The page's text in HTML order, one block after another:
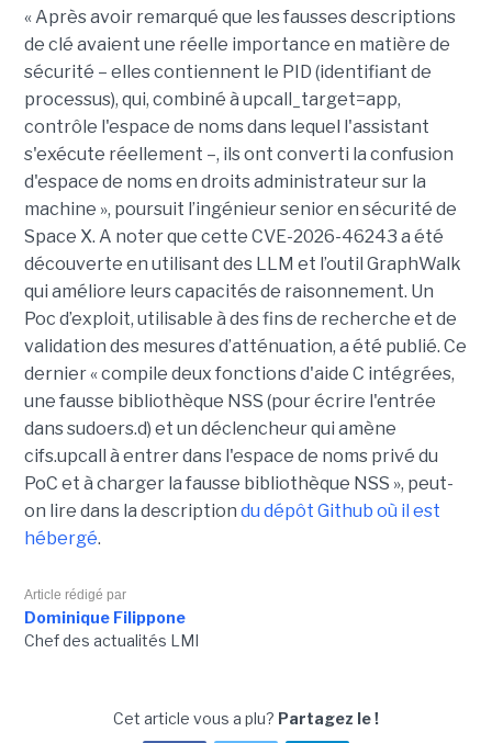
« Après avoir remarqué que les fausses descriptions
de clé avaient une réelle importance en matière de
sécurité – elles contiennent le PID (identifiant de
processus), qui, combiné à upcall_target=app,
contrôle l'espace de noms dans lequel l'assistant
s'exécute réellement –, ils ont converti la confusion
d'espace de noms en droits administrateur sur la
machine », poursuit l’ingénieur senior en sécurité de
Space X. A noter que cette CVE-2026-46243 a été
découverte en utilisant des LLM et l’outil GraphWalk
qui améliore leurs capacités de raisonnement. Un
Poc d’exploit, utilisable à des fins de recherche et de
validation des mesures d’atténuation, a été publié. Ce
dernier « compile deux fonctions d'aide C intégrées,
une fausse bibliothèque NSS (pour écrire l'entrée
dans sudoers.d) et un déclencheur qui amène
cifs.upcall à entrer dans l'espace de noms privé du
PoC et à charger la fausse bibliothèque NSS », peut-
on lire dans la description du dépôt Github où il est
hébergé.
Article rédigé par
Dominique Filippone
Chef des actualités LMI
Cet article vous a plu? Partagez le !